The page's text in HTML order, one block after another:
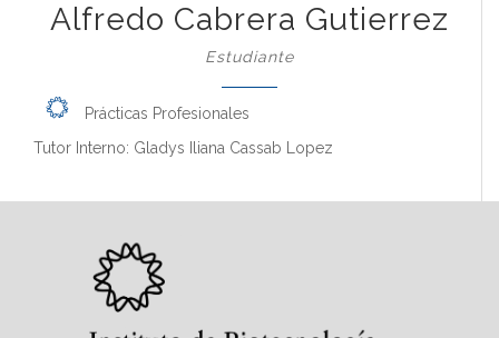
Alfredo Cabrera Gutierrez
Estudiante
Prácticas Profesionales
Tutor Interno: Gladys Iliana Cassab Lopez